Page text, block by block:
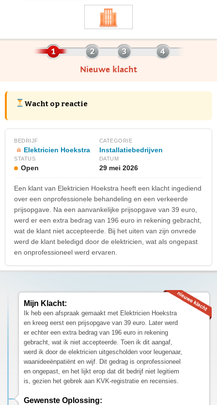
Nieuwe klacht
Wacht op reactie
BEDRIJF
Elektricien Hoekstra
CATEGORIE
Installatiebedrijven
STATUS
Open
DATUM
29 mei 2026
Een klant van Elektricien Hoekstra heeft een klacht ingediend
over een onprofessionele behandeling en een verkeerde
prijsopgave. Na een aanvankelijke prijsopgave van 39 euro,
werd er een extra bedrag van 196 euro in rekening gebracht,
wat de klant niet accepteerde. Bij het uiten van zijn onvrede
werd de klant beledigd door de elektricien, wat als ongepast
en onprofessioneel werd ervaren.
Mijn Klacht:
Ik heb een afspraak gemaakt met Elektricien Hoekstra
en kreeg eerst een prijsopgave van 39 euro. Later werd
er echter een extra bedrag van 196 euro in rekening
gebracht, wat ik niet accepteerde. Toen ik dit aangaf,
werd ik door de elektricien uitgescholden voor leugenaar,
waanideeënpatiënt en wijf. Dit gedrag is onprofessioneel
en ongepast, en het lijkt erop dat dit bedrijf niet legitiem
is, gezien het gebrek aan KVK-registratie en recensies.
Gewenste Oplossing: